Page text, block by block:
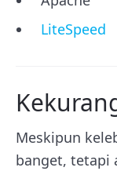
LiteSpeed
Meskipun
banget, tetapi